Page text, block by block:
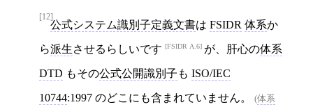
[12]
公式システム識別子定義文書は FSIDR 体系か
ら派生させるらしいです FSIDR A.6 が、肝心の体系
DTD もその公式公開識別子 も ISO/IEC
10744:1997 のどこにも含まれていません。 (体系